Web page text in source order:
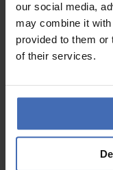
our social media,
may combine it
provided to them or
of their services.
CHF 350.00